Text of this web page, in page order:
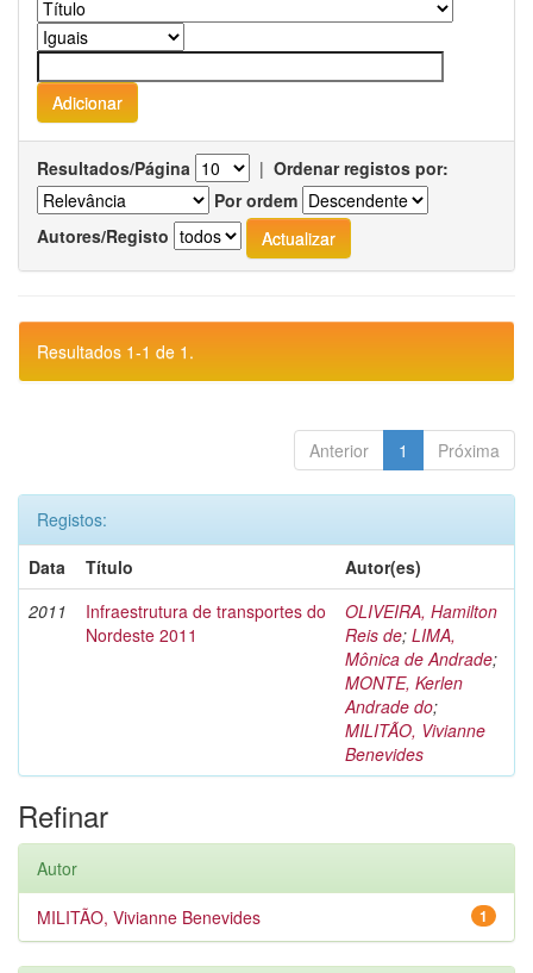
Resultados/Página | Ordenar registos por:
Por ordem
Autores/Registo
Resultados 1-1 de 1.
Anterior 1 Próxima
Registos:
Data
Título
Autor(es)
2011
Infraestrutura de transportes do
Nordeste 2011
OLIVEIRA, Hamilton
Reis de; LIMA,
Mônica de Andrade;
MONTE, Kerlen
Andrade do;
MILITÃO, Vivianne
Benevides
Refinar
Autor
1
MILITÃO, Vivianne Benevides